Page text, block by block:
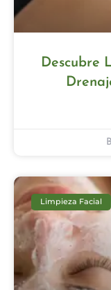
Descubre
Limpieza Facial